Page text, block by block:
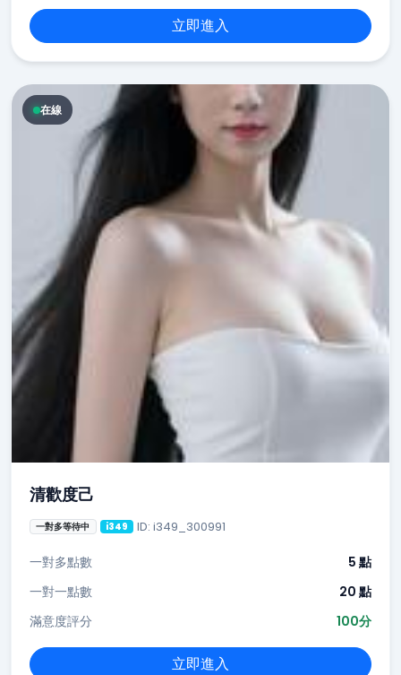
立即進入
在線
清歡度己
一對多等待中 i349 ID: i349_300991
一對多點數
5 點
一對一點數
20 點
滿意度評分
100分
立即進入